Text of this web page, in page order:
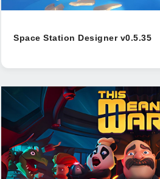
Space Station Designer v0.5.35